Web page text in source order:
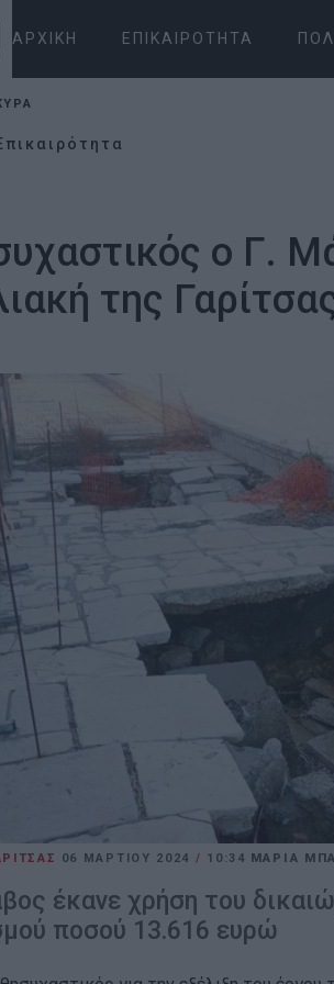
ΑΡΧΙΚΉ ΕΠΙΚΑΙΡΌΤΗΤΑ
ο Γ.
της
06 ΜΑΡΤΊΟΥ 2024 / 10:34 ΜΑΡΙΑ
έκανε χρήση του
ποσού 13.616 ευρώ